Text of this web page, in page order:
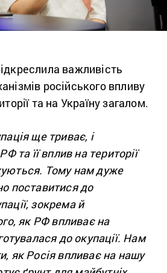
важливість
російського впливу
та на Україну загалом.
ще триває, і
та її вплив на території
Тому нам дуже
поставитися до
зокрема й
як РФ впливає на
до окупації. Нам
як Росія впливає на нашу